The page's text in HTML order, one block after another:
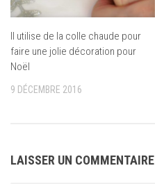
Il utilise de la colle chaude pour
faire une jolie décoration pour
Noël
9 DÉCEMBRE 2016
LAISSER UN COMMENTAIRE